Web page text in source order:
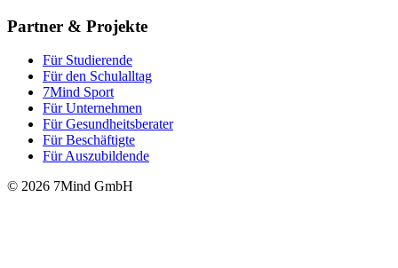
Partner & Projekte
Für Stu­die­rende
Für den Schulalltag
7Mind Sport
Für Unter­neh­men
Für Gesund­heits­be­ra­ter
Für Beschäftigte
Für Auszubildende
© 2026 7Mind GmbH